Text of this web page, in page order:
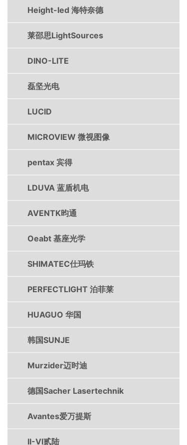
Height-led 海特奈德
莱邵思LightSources
DINO-LITE
磊坚光电
LUCID
MICROVIEW 微视图像
pentax 宾得
LDUVA 蓝盾机电
AVENTK昀通
Oeabt 基座光学
SHIMATEC仕玛铁
PERFECTLIGHT 泊菲莱
HUAGUO 华国
韩国SUNJE
Murzider迈时迪
德国Sacher Lasertechnik
Avantes爱万提斯
II-VI贰陆